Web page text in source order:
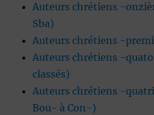
Auteurs chrétiens -
Sba)
Auteurs chrétiens -
Auteurs chrétiens -
classés)
Auteurs chrétiens -
Bou- à Con-)